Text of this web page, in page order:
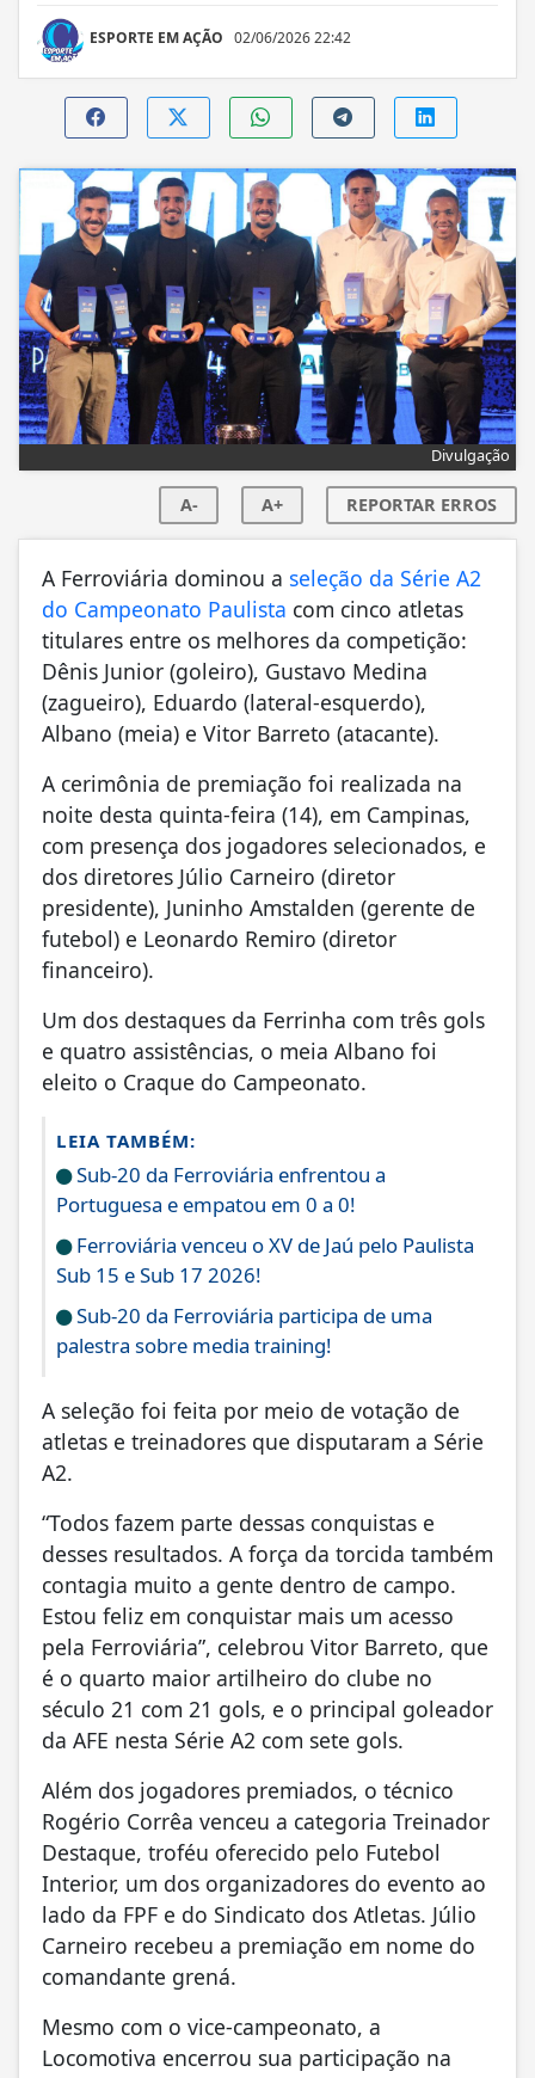
ESPORTE EM AÇÃO 02/06/2026 22:42
Divulgação
A- A+ REPORTAR ERROS
A Ferroviária dominou a seleção da Série A2
do Campeonato Paulista com cinco atletas
titulares entre os melhores da competição:
Dênis Junior (goleiro), Gustavo Medina
(zagueiro), Eduardo (lateral-esquerdo),
Albano (meia) e Vitor Barreto (atacante).
A cerimônia de premiação foi realizada na
noite desta quinta-feira (14), em Campinas,
com presença dos jogadores selecionados, e
dos diretores Júlio Carneiro (diretor
presidente), Juninho Amstalden (gerente de
futebol) e Leonardo Remiro (diretor
financeiro).
Um dos destaques da Ferrinha com três gols
e quatro assistências, o meia Albano foi
eleito o Craque do Campeonato.
LEIA TAMBÉM:
Sub-20 da Ferroviária enfrentou a
Portuguesa e empatou em 0 a 0!
Ferroviária venceu o XV de Jaú pelo Paulista
Sub 15 e Sub 17 2026!
Sub-20 da Ferroviária participa de uma
palestra sobre media training!
A seleção foi feita por meio de votação de
atletas e treinadores que disputaram a Série
A2.
“Todos fazem parte dessas conquistas e
desses resultados. A força da torcida também
contagia muito a gente dentro de campo.
Estou feliz em conquistar mais um acesso
pela Ferroviária”, celebrou Vitor Barreto, que
é o quarto maior artilheiro do clube no
século 21 com 21 gols, e o principal goleador
da AFE nesta Série A2 com sete gols.
Além dos jogadores premiados, o técnico
Rogério Corrêa venceu a categoria Treinador
Destaque, troféu oferecido pelo Futebol
Interior, um dos organizadores do evento ao
lado da FPF e do Sindicato dos Atletas. Júlio
Carneiro recebeu a premiação em nome do
comandante grená.
Mesmo com o vice-campeonato, a
Locomotiva encerrou sua participação na